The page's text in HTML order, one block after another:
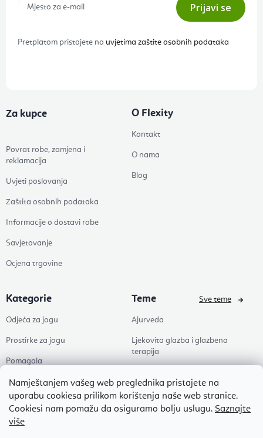
Namještanjem vašeg web preglednika pristajete na
uporabu cookiesa prilikom korištenja naše web stranice.
Cookiesi nam pomažu da osiguramo bolju uslugu. Saznajte
više
Prijavi se
Pretplatom pristajete na uvjetima zaštite osobnih podataka
Za kupce
Povrat robe, zamjena i
reklamacija
Uvjeti poslovanja
Zaštita osobnih podataka
Informacije o dostavi robe
Savjetovanje
Ocjena trgovine
O Flexity
Kontakt
O nama
Blog
Kategorie
Odjeća za jogu
Prostirke za jogu
Pomagala
Zdravlje
Dodaci
Popusti
Teme
Ajurveda
Ljekovita glazba i glazbena
terapija
Pilates
Zen
Sve teme